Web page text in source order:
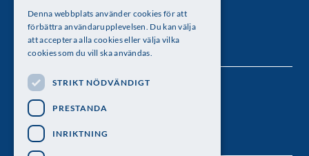
Besöksadress: Lilla Frescativägen 4A
Telefon: 08-673 95 00
Följ oss
Denna webbplats använder cookies för att
förbättra användarupplevelsen. Du kan välja
att acceptera alla cookies eller välja vilka
cookies som du vill ska användas.
STRIKT NÖDVÄNDIGT
PRESTANDA
INRIKTNING